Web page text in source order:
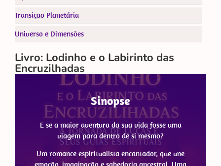
Transição Planetária
Universo e Dimensões
Livro: Lodinho e o Labirinto das
Encruzilhadas
Sinopse
E se a maior aventura da sua vida fosse uma
viagem para dentro de si mesmo?
Um romance espiritualista encantador, que une